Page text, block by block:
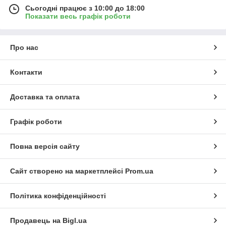
(93) 417-18-18
E-mail:narasivan021@gmail.com
Графік роботи: Пн–Пт — з 10:00 до 18:00; Сб–Нд — вихідні
Сьогодні працює з 10:00 до 18:00
Показати весь графік роботи
Про нас
Контакти
Доставка та оплата
Графік роботи
Повна версія сайту
Сайт створено на маркетплейсі Prom.ua
Політика конфіденційності
Продавець на Bigl.ua